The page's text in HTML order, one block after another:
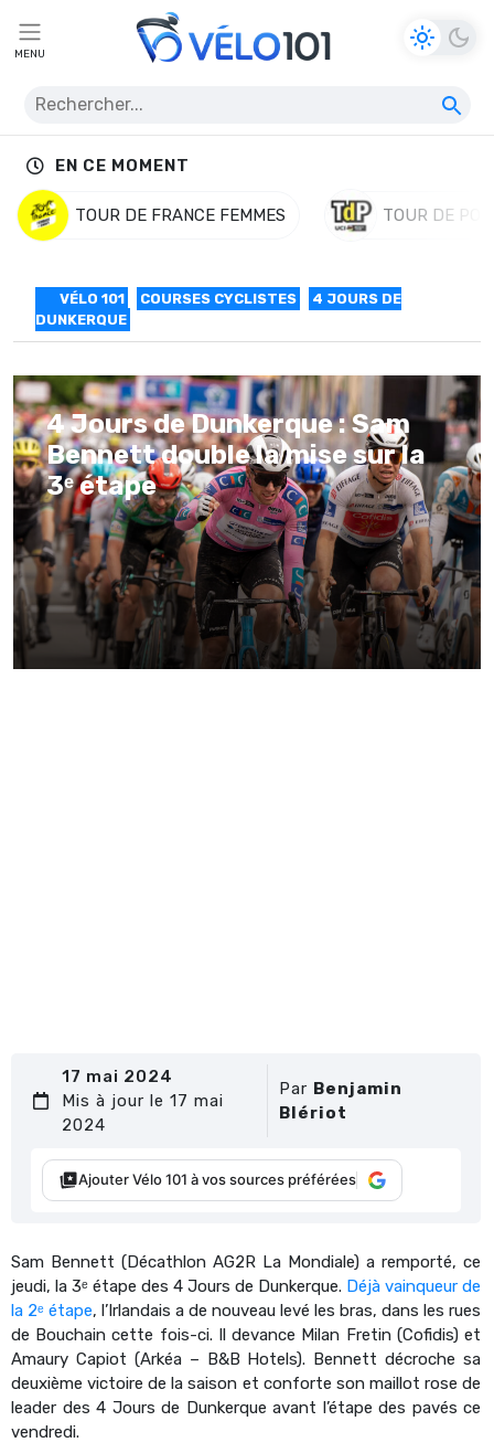
MENU
EN CE MOMENT
TOUR DE FRANCE FEMMES TOUR DE
VÉLO 101 COURSES CYCLISTES
4 JOURS DE
DUNKERQUE
4 Jours de Dunkerque : Sam
Bennett double la mise sur la
3ᵉ étape
17 mai 2024
Mis à jour le 17 mai
2024
Par Benjamin
Blériot
Ajouter Vélo 101 à vos sources préférées
Sam Bennett (Décathlon AG2R La Mondiale) a remporté, ce
jeudi, la 3ᵉ étape des 4 Jours de Dunkerque. Déjà vainqueur de
la 2ᵉ étape, l’Irlandais a de nouveau levé les bras, dans les rues
de Bouchain cette fois-ci. Il devance Milan Fretin (Cofidis) et
Amaury Capiot (Arkéa – B&B Hotels). Bennett décroche sa
deuxième victoire de la saison et conforte son maillot rose de
leader des 4 Jours de Dunkerque avant l’étape des pavés ce
vendredi.